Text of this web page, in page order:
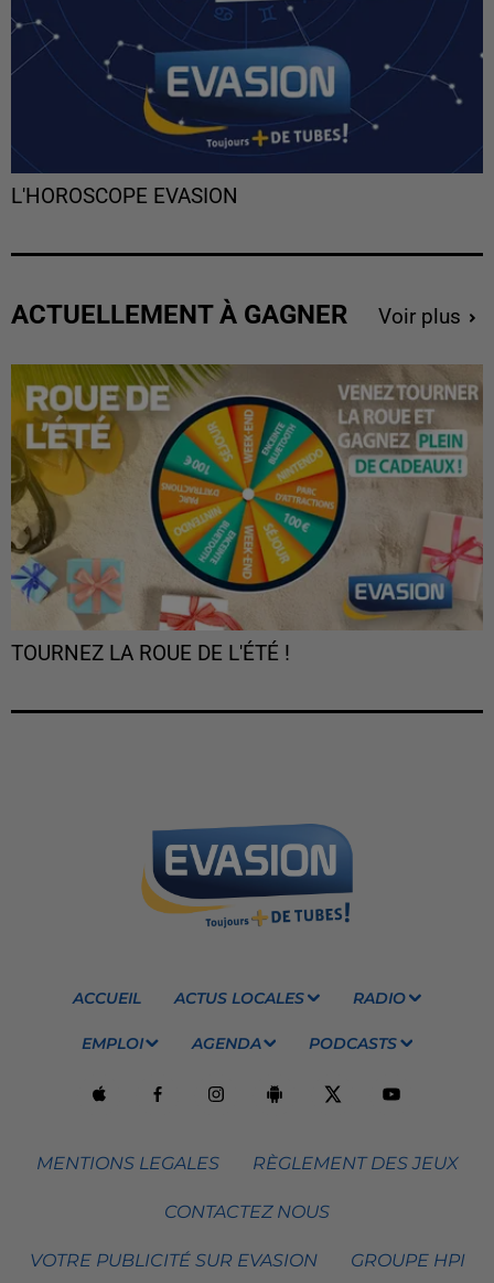
L'HOROSCOPE EVASION
ACTUELLEMENT À GAGNER Voir plus
TOURNEZ LA ROUE DE L'ÉTÉ !
ACCUEIL ACTUS LOCALES RADIO
EMPLOI AGENDA PODCASTS
MENTIONS LEGALES RÈGLEMENT DES JEUX
CONTACTEZ NOUS
VOTRE PUBLICITÉ SUR EVASION GROUPE HPI